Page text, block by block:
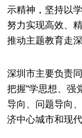
示精神，坚持以
努力实现高效、
推动主题教育走深
深圳市主要负责
把握“学思想、强
导向、问题导向
济中心城市和现